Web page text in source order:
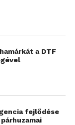
a DTF
fejlődése